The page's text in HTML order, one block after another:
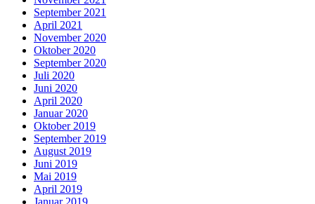
September 2021
April 2021
November 2020
Oktober 2020
September 2020
Juli 2020
Juni 2020
April 2020
Januar 2020
Oktober 2019
September 2019
August 2019
Juni 2019
Mai 2019
April 2019
Januar 2019